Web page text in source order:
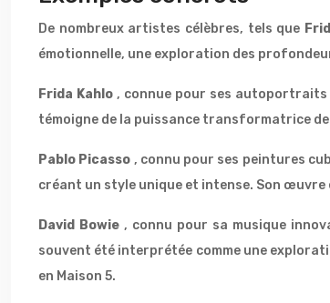
De nombreux artistes célèbres, tels que
émotionnelle, une exploration des
Frida Kahlo , connue pour ses autoportraits
témoigne de la puissance transformatrice
Pablo Picasso , connu pour ses peintures
créant un style unique et intense. Son œuvre
David Bowie , connu pour sa musique
souvent été interprétée comme une
en Maison 5.